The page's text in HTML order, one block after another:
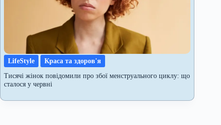
LifeStyle
Краса та здоров'я
Тисячі жінок повідомили про збої менструального циклу: що
сталося у червні